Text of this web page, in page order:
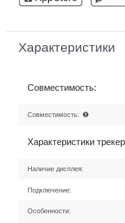
Характеристики
Совместимость:
Совместимость:
Характеристики
Наличие дисплея:
Подключение:
Особенности: